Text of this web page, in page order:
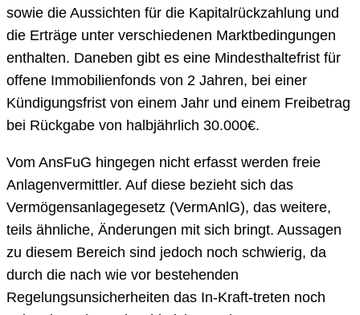
sowie die Aussichten für die Kapitalrückzahlung und
die Erträge unter verschiedenen Marktbedingungen
enthalten. Daneben gibt es eine Mindesthaltefrist für
offene Immobilienfonds von 2 Jahren, bei einer
Kündigungsfrist von einem Jahr und einem Freibetrag
bei Rückgabe von halbjährlich 30.000€.
Vom AnsFuG hingegen nicht erfasst werden freie
Anlagenvermittler. Auf diese bezieht sich das
Vermögensanlagegesetz (VermAnlG), das weitere,
teils ähnliche, Änderungen mit sich bringt. Aussagen
zu diesem Bereich sind jedoch noch schwierig, da
durch die nach wie vor bestehenden
Regelungsunsicherheiten das In-Kraft-treten noch